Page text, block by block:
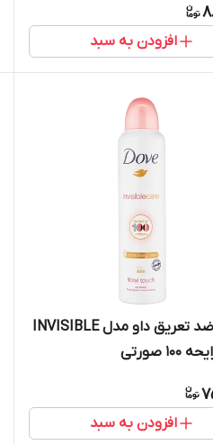
افزودن به سبد
اسپری ضد تعریق داو مدل INVISIBLE
افزودن به سبد